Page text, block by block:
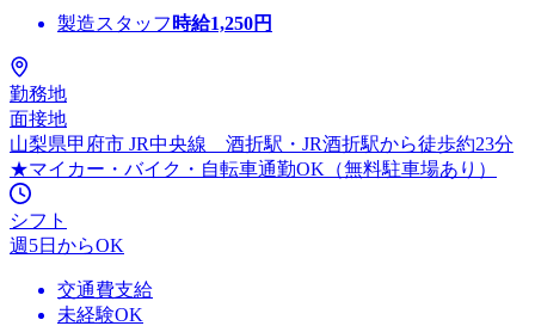
製造スタッフ 時給1,250円
勤務地
面接地
山梨県甲府市 JR中央線 酒折駅・JR酒折駅から徒歩約23分
★マイカー・バイク・自転車通勤OK（無料駐車場あり）
シフト
週5日からOK
交通費支給
未経験OK